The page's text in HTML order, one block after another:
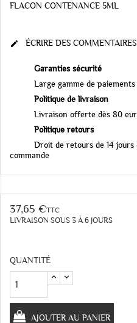
FLACON CONTENANCE 5ML
 ÉCRIRE DES COMMENTAIRES
Garanties sécurité
Large gamme de
Politique de livraison
Livraison offerte dès 80
Politique retours
Droit de retours de 14
commande
37,65 €TTC
LIVRAISON SOUS 3 À 6 JOURS
QUANTITÉ
AJOUTER AU PANIER